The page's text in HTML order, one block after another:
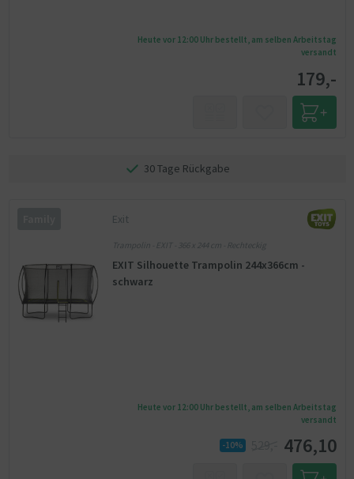
Heute vor 12:00 Uhr bestellt, am selben Arbeitstag
versandt
179,-
30 Tage Rückgabe
Exit
Trampolin - EXIT - 366 x 244 cm - Rechteckig
EXIT Silhouette Trampolin 244x366cm -
schwarz
Heute vor 12:00 Uhr bestellt, am selben Arbeitstag
versandt
-10% 476,10